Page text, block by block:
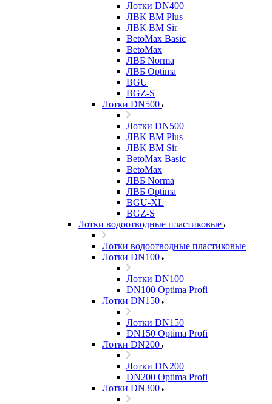
Лотки DN400
ЛВК ВМ Plus
ЛВК ВМ Sir
BetoMax Basic
BetoMax
ЛВБ Norma
ЛВБ Optima
BGU
BGZ-S
Лотки DN500
Лотки DN500
ЛВК ВМ Plus
ЛВК ВМ Sir
BetoMax Basic
BetoMax
ЛВБ Norma
ЛВБ Optima
BGU-XL
BGZ-S
Лотки водоотводные пластиковые
Лотки водоотводные пластиковые
Лотки DN100
Лотки DN100
DN100 Optima Profi
Лотки DN150
Лотки DN150
DN150 Optima Profi
Лотки DN200
Лотки DN200
DN200 Optima Profi
Лотки DN300